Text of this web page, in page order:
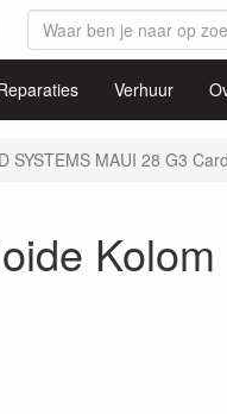
Verhuur
SYSTEMS MAUI 28 G3
Kolom